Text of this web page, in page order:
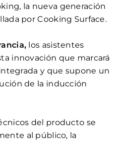
la nueva generación
por Cooking Surface.
los asistentes
innovación que marcará
y que supone un
de la inducción
del producto se
al público, la